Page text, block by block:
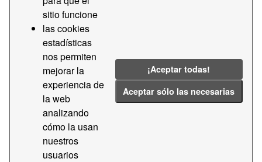
sitio funcione
las cookies
estadísticas
nos permiten
mejorar la
experiencia de
la web
analizando
cómo la usan
nuestros
usuarios
¡Aceptar todas!
Aceptar sólo las necesarias
1 conjunto de datos encontrado
Licencias: CC BY-SA 4.0
Dirección
Acceso Dirección
Sala
Filtrar Resultados
Oficinas del Puerto de Barcelona 'World Trade
Center'
Oficinas del Puerto de Barcelona 'World Trade Center'